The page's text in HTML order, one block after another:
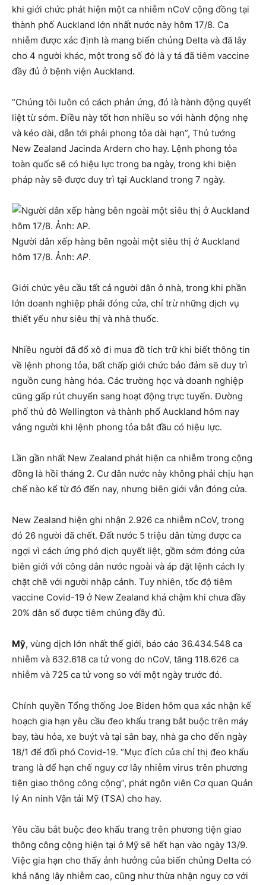
khi giới chức phát hiện một ca nhiễm nCoV cộng đồng tại
thành phố Auckland lớn nhất nước này hôm 17/8. Ca
nhiễm được xác định là mang biến chủng Delta và đã lây
cho 4 người khác, một trong số đó là y tá đã tiêm vaccine
đầy đủ ở bệnh viện Auckland.
“Chúng tôi luôn có cách phản ứng, đó là hành động quyết
liệt từ sớm. Điều này tốt hơn nhiều so với hành động nhẹ
và kéo dài, dẫn tới phải phong tỏa dài hạn”, Thủ tướng
New Zealand Jacinda Ardern cho hay. Lệnh phong tỏa
toàn quốc sẽ có hiệu lực trong ba ngày, trong khi biện
pháp này sẽ được duy trì tại Auckland trong 7 ngày.
Người dân xếp hàng bên ngoài một siêu thị ở Auckland
hôm 17/8. Ảnh: AP.
Giới chức yêu cầu tất cả người dân ở nhà, trong khi phần
lớn doanh nghiệp phải đóng cửa, chỉ trừ những dịch vụ
thiết yếu như siêu thị và nhà thuốc.
Nhiều người đã đổ xô đi mua đồ tích trữ khi biết thông tin
về lệnh phong tỏa, bất chấp giới chức bảo đảm sẽ duy trì
nguồn cung hàng hóa. Các trường học và doanh nghiệp
cũng gấp rút chuyển sang hoạt động trực tuyến. Đường
phố thủ đô Wellington và thành phố Auckland hôm nay
vắng người khi lệnh phong tỏa bắt đầu có hiệu lực.
Lần gần nhất New Zealand phát hiện ca nhiễm trong cộng
đồng là hồi tháng 2. Cư dân nước này không phải chịu hạn
chế nào kể từ đó đến nay, nhưng biên giới vẫn đóng cửa.
New Zealand hiện ghi nhận 2.926 ca nhiễm nCoV, trong
đó 26 người đã chết. Đất nước 5 triệu dân từng được ca
ngợi vì cách ứng phó dịch quyết liệt, gồm sớm đóng cửa
biên giới với công dân nước ngoài và áp đặt lệnh cách ly
chặt chẽ với người nhập cảnh. Tuy nhiên, tốc độ tiêm
vaccine Covid-19 ở New Zealand khá chậm khi chưa đầy
20% dân số được tiêm chủng đầy đủ.
Mỹ, vùng dịch lớn nhất thế giới, báo cáo 36.434.548 ca
nhiễm và 632.618 ca tử vong do nCoV, tăng 118.626 ca
nhiễm và 725 ca tử vong so với một ngày trước đó.
Chính quyền Tổng thống Joe Biden hôm qua xác nhận kế
hoạch gia hạn yêu cầu đeo khẩu trang bắt buộc trên máy
bay, tàu hỏa, xe buýt và tại sân bay, nhà ga cho đến ngày
18/1 để đối phó Covid-19. “Mục đích của chỉ thị đeo khẩu
trang là để hạn chế nguy cơ lây nhiễm virus trên phương
tiện giao thông công cộng”, phát ngôn viên Cơ quan Quản
lý An ninh Vận tải Mỹ (TSA) cho hay.
Yêu cầu bắt buộc đeo khẩu trang trên phương tiện giao
thông công cộng hiện tại ở Mỹ sẽ hết hạn vào ngày 13/9.
Việc gia hạn cho thấy ảnh hưởng của biến chủng Delta có
khả năng lây nhiễm cao, cũng như thừa nhận nguy cơ với